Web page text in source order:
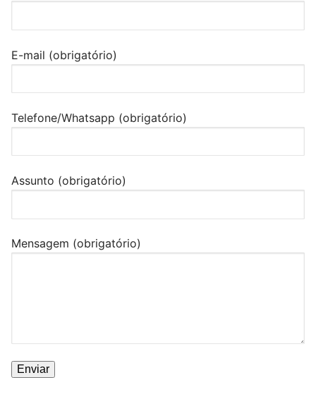
E-mail (obrigatório)
Telefone/Whatsapp (obrigatório)
Assunto (obrigatório)
Mensagem (obrigatório)